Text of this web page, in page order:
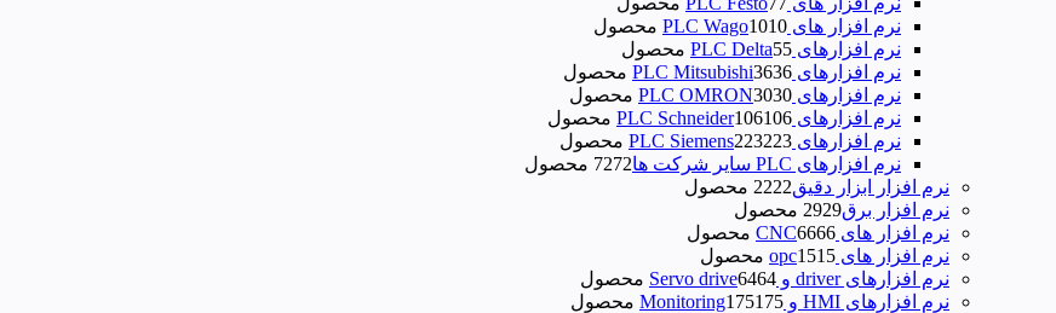
نرم افزار های PLC Wago
1010 محصول
نرم‌ افزارهای PLC Delta
55 محصول
نرم افزارهای PLC Mitsubishi
3636 محصول
نرم افزارهای PLC OMRON
3030 محصول
نرم افزارهای PLC Schneider
106106 محصول
نرم افزارهای PLC Siemens
223223 محصول
نرم افزارهای PLC سایر شرکت ها
7272 محصول
نرم افزار ابزار دقیق
2222 محصول
نرم افزار برق
2929 محصول
نرم افزار های CNC
6666 محصول
نرم افزار های opc
1515 محصول
نرم افزارهای driver و Servo drive
6464 محصول
نرم افزارهای HMI و Monitoring
175175 محصول